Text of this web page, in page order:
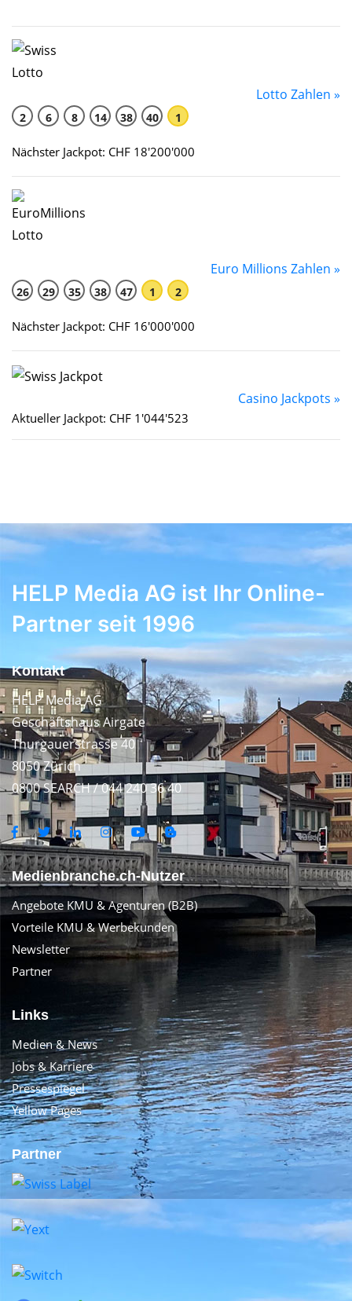
Lotto Zahlen »
2 6 8 14 38 40 1
Nächster Jackpot: CHF 18'200'000
Euro Millions Zahlen »
26 29 35 38 47 1 2
Nächster Jackpot: CHF 16'000'000
Casino Jackpots »
Aktueller Jackpot: CHF 1'044'523
HELP Media AG ist Ihr Online-
Partner seit 1996
Kontakt
HELP Media AG
Geschäftshaus Airgate
Thurgauerstrasse 40
8050 Zürich
0800 SEARCH / 044 240 36 40
Medienbranche.ch-Nutzer
Angebote KMU & Agenturen (B2B)
Vorteile KMU & Werbekunden
Newsletter
Partner
Links
Medien & News
Jobs & Karriere
Pressespiegel
Yellow Pages
Partner